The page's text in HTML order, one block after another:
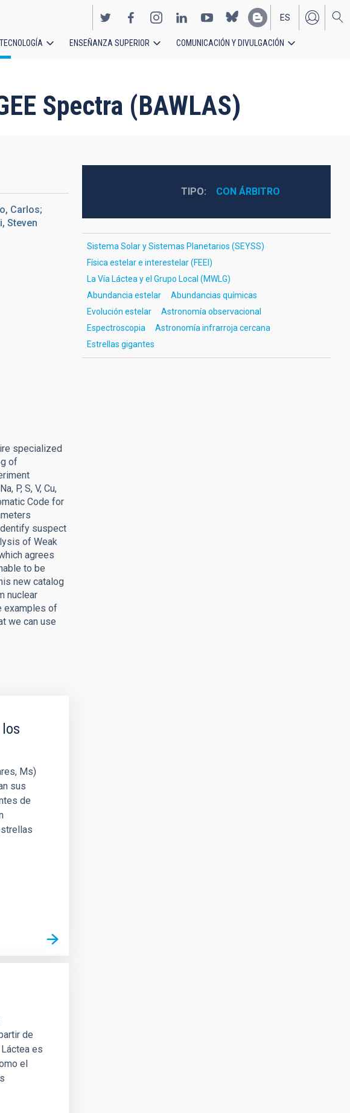
EN
ES
ENSEÑANZA SUPERIOR COMUNICACIÓN Y DIVULGACIÓN
Spectra (BAWLAS)
Carlos;
Steven
specialized
of
P, S, V, Cu,
Code for
suspect
of Weak
agrees
to be
new catalog
nuclear
examples of
we can use
Ms)
sus
de
de
es
el
TIPO CON ÁRBITRO
Sistema Solar y Sistemas Planetarios (SEYSS)
Física estelar e interestelar (FEEI)
La Vía Láctea y el Grupo Local (MWLG)
Abundancia estelar
Abundancias químicas
Evolución estelar
Astronomía observacional
Espectroscopia
Astronomía infrarroja cercana
Estrellas gigantes